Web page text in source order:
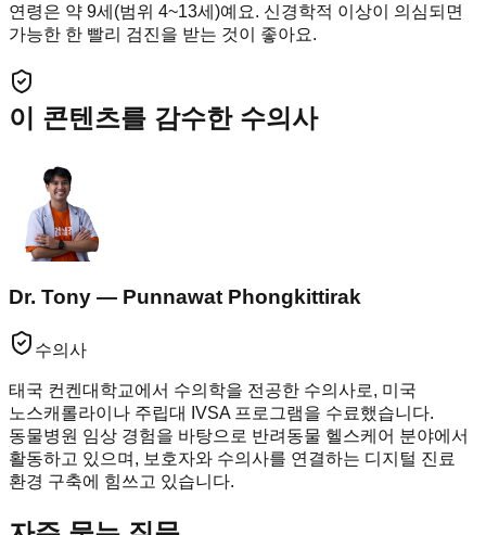
연령은 약 9세(범위 4~13세)예요. 신경학적 이상이 의심되면
가능한 한 빨리 검진을 받는 것이 좋아요.
이 콘텐츠를 감수한 수의사
Dr. Tony — Punnawat Phongkittirak
수의사
태국 컨켄대학교에서 수의학을 전공한 수의사로, 미국
노스캐롤라이나 주립대 IVSA 프로그램을 수료했습니다.
동물병원 임상 경험을 바탕으로 반려동물 헬스케어 분야에서
활동하고 있으며, 보호자와 수의사를 연결하는 디지털 진료
환경 구축에 힘쓰고 있습니다.